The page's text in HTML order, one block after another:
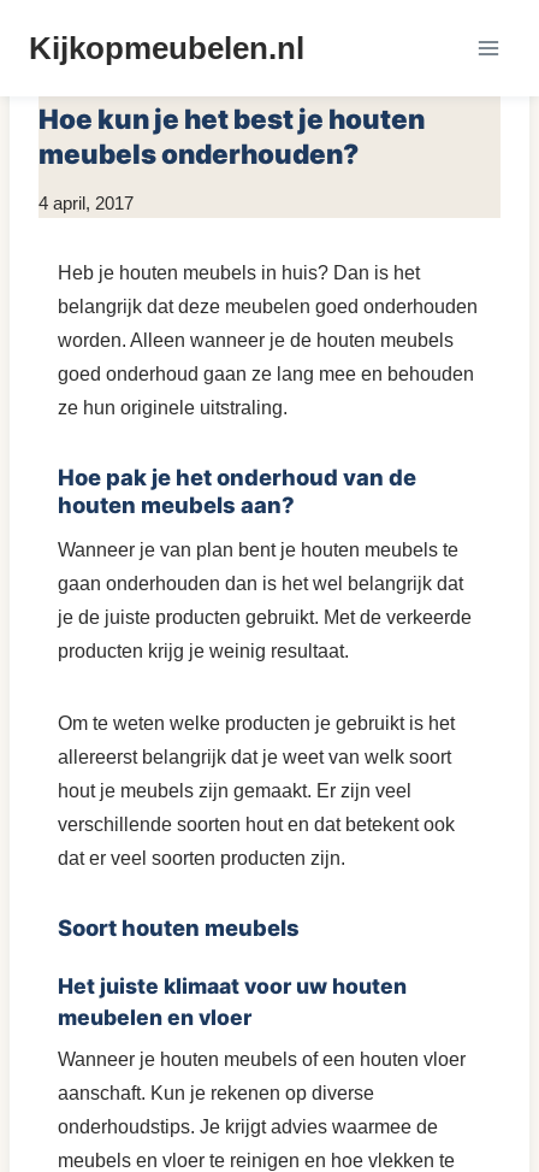
naarKijkopmeubelen.nl
Hoe kun je het best je houten
meubels onderhouden?
Door
4 april, 2017
Heb je houten meubels in huis? Dan is het
belangrijk dat deze meubelen goed onderhouden
worden. Alleen wanneer je de houten meubels
goed onderhoud gaan ze lang mee en behouden
ze hun originele uitstraling.
Hoe pak je het onderhoud van de
houten meubels aan?
Wanneer je van plan bent je houten meubels te
gaan onderhouden dan is het wel belangrijk dat
je de juiste producten gebruikt. Met de verkeerde
producten krijg je weinig resultaat.
Om te weten welke producten je gebruikt is het
allereerst belangrijk dat je weet van welk soort
hout je meubels zijn gemaakt. Er zijn veel
verschillende soorten hout en dat betekent ook
dat er veel soorten producten zijn.
Soort houten meubels
Het juiste klimaat voor uw houten
meubelen en vloer
Wanneer je houten meubels of een houten vloer
aanschaft. Kun je rekenen op diverse
onderhoudstips. Je krijgt advies waarmee de
meubels en vloer te reinigen en hoe vlekken te